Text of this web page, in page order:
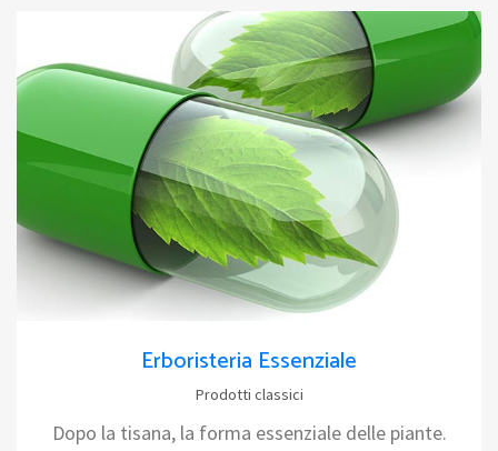
Erboristeria Essenziale
Prodotti classici
Dopo la tisana, la forma essenziale delle piante.